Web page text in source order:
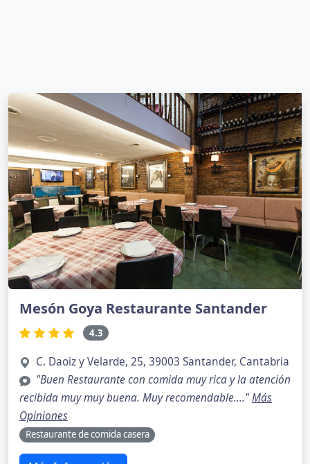
Mesón Goya Restaurante Santander
4.3
C. Daoiz y Velarde, 25, 39003 Santander, Cantabria
"Buen Restaurante con comida muy rica y la atención
recibida muy muy buena. Muy recomendable...."Más
Opiniones
Restaurante de comida casera